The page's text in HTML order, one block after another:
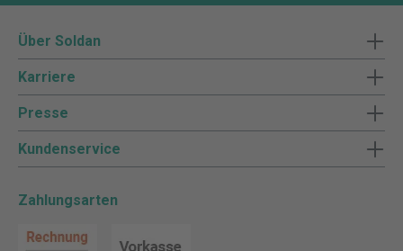
Über Soldan
Karriere
Presse
Kundenservice
Zahlungsarten